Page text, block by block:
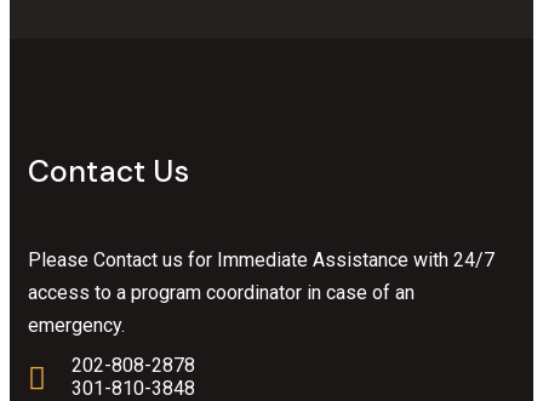
Contact Us
Please Contact us for Immediate Assistance with 24/7
access to a program coordinator in case of an
emergency.
202-808-2878
301-810-3848